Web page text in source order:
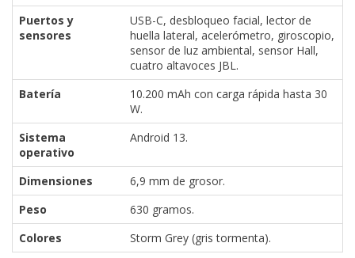
Puertos y
sensores
USB-C, desbloqueo facial, lector de
huella lateral, acelerómetro, giroscopio,
sensor de luz ambiental, sensor Hall,
cuatro altavoces JBL.
Batería
10.200 mAh con carga rápida hasta 30
W.
Sistema
operativo
Android 13.
Dimensiones
6,9 mm de grosor.
Peso
630 gramos.
Colores
Storm Grey (gris tormenta).